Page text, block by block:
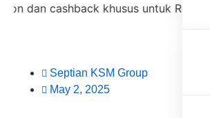
cashback khusus untuk Reseller KSM
Septian KSM Group
May 2, 2025